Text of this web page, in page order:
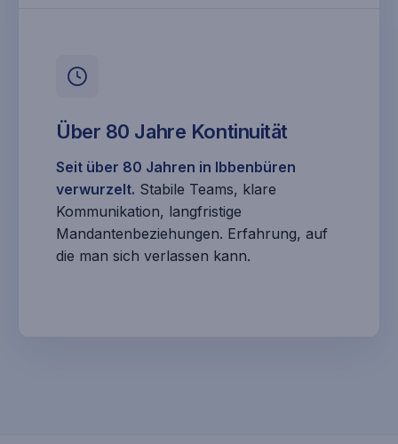
Über 80 Jahre Kontinuität
Seit über 80 Jahren in Ibbenbüren
verwurzelt. Stabile Teams, klare
Kommunikation, langfristige
Mandantenbeziehungen. Erfahrung, auf
die man sich verlassen kann.